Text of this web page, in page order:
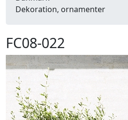
Dekoration, ornamenter
Efterår
Energi, miljø, økologi
Erhverv
Fænomener, begreber
Fastelavn, karneval
Ferie, rejser
Fiskeri
FC08-022